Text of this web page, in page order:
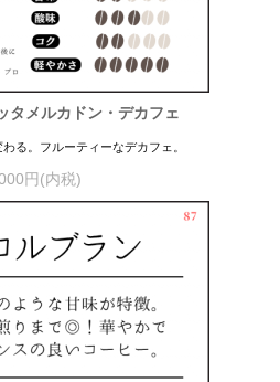
タメルカドン・デカフェ
る。フルーティーなデカフェ。
円(内税)